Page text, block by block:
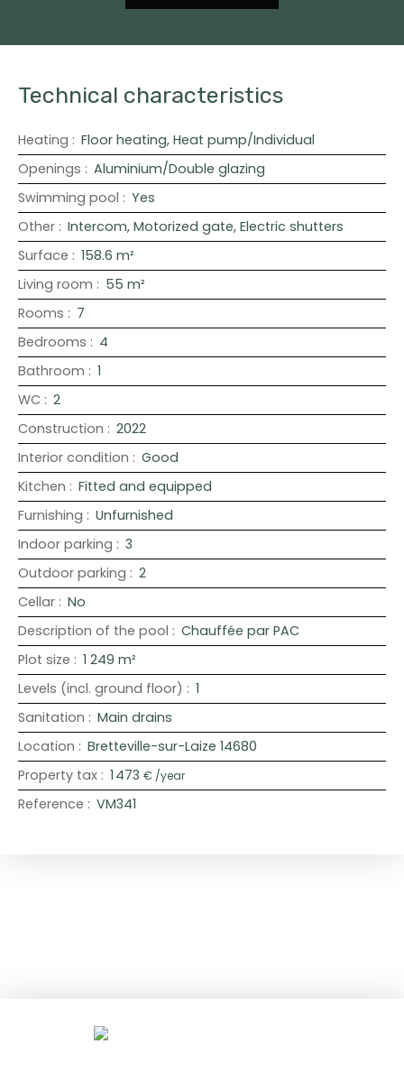
Technical characteristics
Heating : Floor heating, Heat pump/Individual
Openings : Aluminium/Double glazing
Swimming pool : Yes
Other : Intercom, Motorized gate, Electric shutters
Surface : 158.6 m²
Living room : 55 m²
Rooms : 7
Bedrooms : 4
Bathroom : 1
WC : 2
Construction : 2022
Interior condition : Good
Kitchen : Fitted and equipped
Furnishing : Unfurnished
Indoor parking : 3
Outdoor parking : 2
Cellar : No
Description of the pool : Chauffée par PAC
Plot size : 1 249 m²
Levels (incl. ground floor) : 1
Sanitation : Main drains
Location : Bretteville-sur-Laize 14680
Property tax : 1 473 € /year
Reference : VM341